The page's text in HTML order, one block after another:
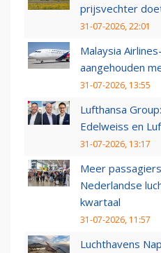
prijsvechter
31-07-2026, 22:01
Malaysia
aangehouden
31-07-2026, 13:55
Lufthansa
Edelweiss en
31-07-2026, 13:17
Meer
Nederlandse
kwartaal
31-07-2026, 11:57
Luchthavens